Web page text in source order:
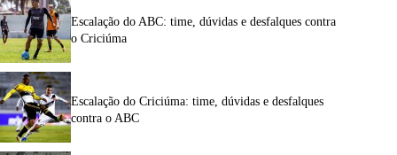
Escalação do ABC: time, dúvidas e desfalques contra
o Criciúma
Escalação do Criciúma: time, dúvidas e desfalques
contra o ABC